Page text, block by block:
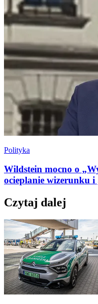
Polityka
Wildstein mocno o
ocieplanie wizerunku i
Czytaj dalej